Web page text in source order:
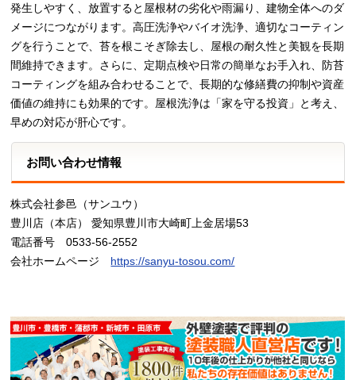
発生しやすく、放置すると屋根材の劣化や雨漏り、建物全体へのダ
メージにつながります。高圧洗浄やバイオ洗浄、適切なコーティン
グを行うことで、苔を根こそぎ除去し、屋根の耐久性と美観を長期
間維持できます。さらに、定期点検や日常の簡単なお手入れ、防苔
コーティングを組み合わせることで、長期的な修繕費の抑制や資産
価値の維持にも効果的です。屋根洗浄は「家を守る投資」と考え、
早めの対応が肝心です。
お問い合わせ情報
株式会社参邑（サンユウ）
豊川店（本店） 愛知県豊川市大崎町上金居場53
電話番号 0533-56-2552
会社ホームページ https://sanyu-tosou.com/